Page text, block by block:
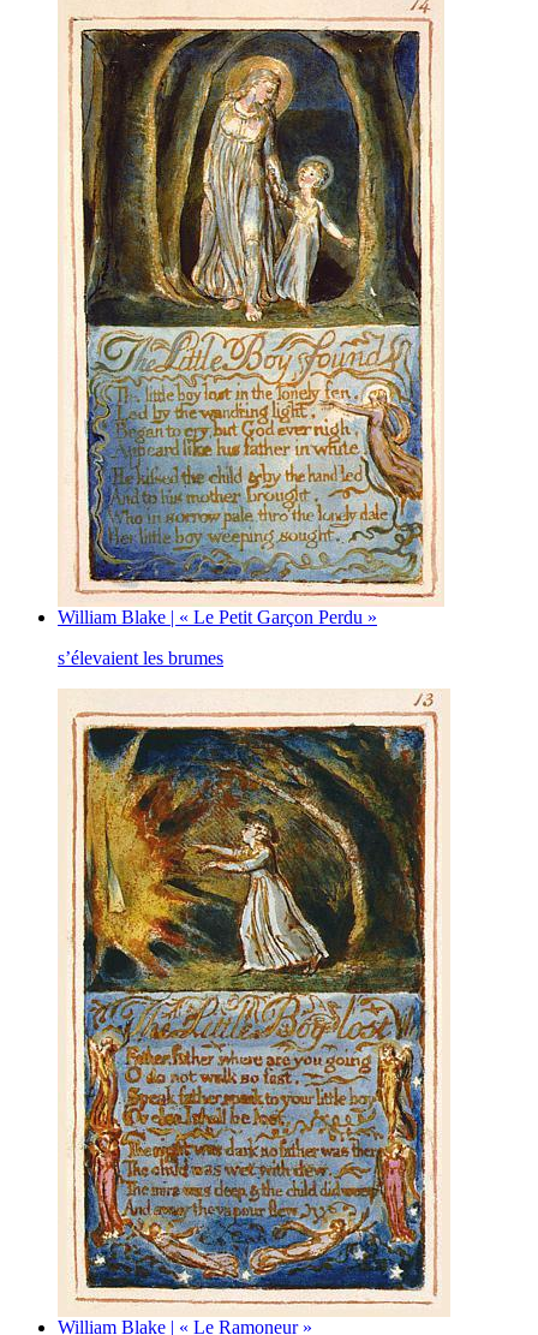
William Blake | « Le Petit Garçon Perdu »
s’élevaient les brumes
William Blake | « Le Ramoneur »